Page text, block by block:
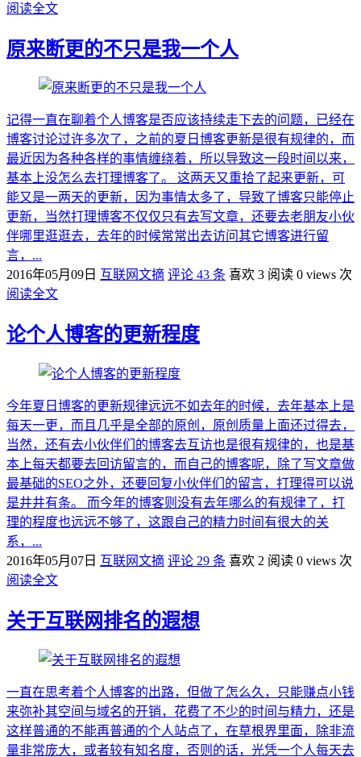
阅读全文
原来断更的不只是我一个人
记得一直在聊着个人博客是否应该持续走下去的问题，已经在
博客讨论过许多次了，之前的夏日博客更新是很有规律的，而
最近因为各种各样的事情缠绕着，所以导致这一段时间以来，
基本上没怎么去打理博客了。 这两天又重拾了起来更新，可
能又是一两天的更新，因为事情太多了，导致了博客只能停止
更新，当然打理博客不仅仅只有去写文章，还要去老朋友小伙
伴哪里逛逛去，去年的时候常常出去访问其它博客进行留
言，...
2016年05月09日
互联网文摘 评论 43 条 喜欢 3 阅读 0 views 次
阅读全文
论个人博客的更新程度
今年夏日博客的更新规律远远不如去年的时候，去年基本上是
每天一更，而且几乎是全部的原创，原创质量上面还过得去，
当然，还有去小伙伴们的博客去互访也是很有规律的，也是基
本上每天都要去回访留言的，而自己的博客呢，除了写文章做
最基础的SEO之外，还要回复小伙伴们的留言，打理得可以说
是井井有条。 而今年的博客则没有去年哪么的有规律了，打
理的程度也远远不够了，这跟自己的精力时间有很大的关
系，...
2016年05月07日 互联网文摘 评论 29 条 喜欢 2 阅读 0 views 次
阅读全文
关于互联网排名的遐想
一直在思考着个人博客的出路，但做了怎么久，只能赚点小钱
来弥补其空间与域名的开销，花费了不少的时间与精力，还是
这样普通的不能再普通的个人站点了，在草根界里面，除非流
量非常庞大，或者较有知名度，否则的话，光凭一个人每天去